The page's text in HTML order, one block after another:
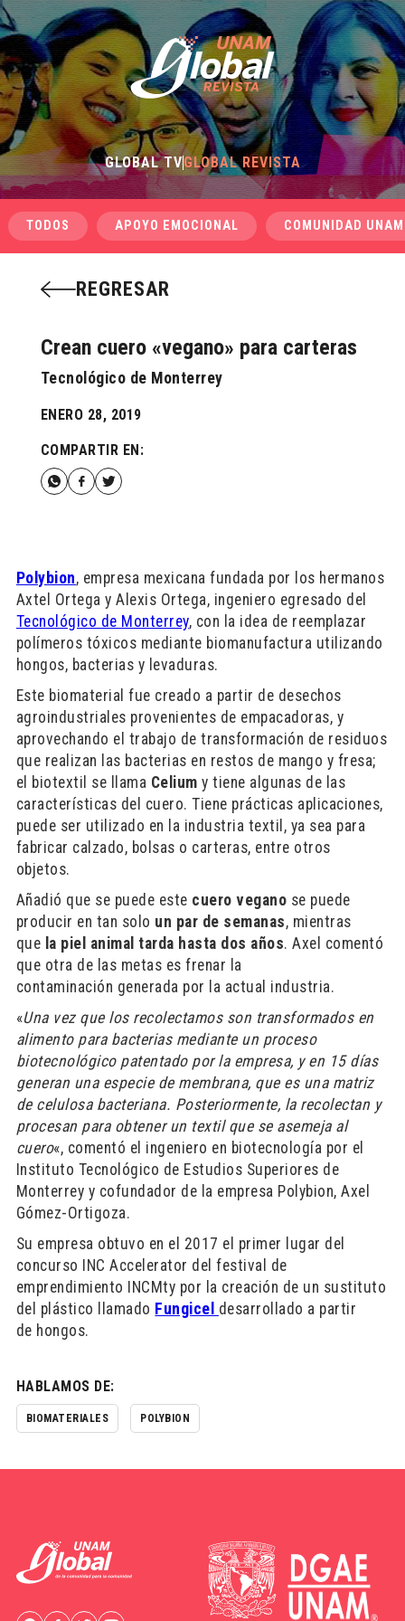
GLOBAL TVGLOBAL REVISTA
TODOS APOYO EMOCIONAL COMUNIDAD UNAM
REGRESAR
Crean cuero «vegano» para carteras
Tecnológico de Monterrey
ENERO 28, 2019
COMPARTIR EN:
Polybion, empresa mexicana fundada por los hermanos
Axtel Ortega y Alexis Ortega, ingeniero egresado del
Tecnológico de Monterrey, con la idea de reemplazar
polímeros tóxicos mediante biomanufactura utilizando
hongos, bacterias y levaduras.
Este biomaterial fue creado a partir de desechos
agroindustriales provenientes de empacadoras, y
aprovechando el trabajo de transformación de residuos
que realizan las bacterias en restos de mango y fresa;
el biotextil se llama Celium y tiene algunas de las
características del cuero. Tiene prácticas aplicaciones,
puede ser utilizado en la industria textil, ya sea para
fabricar calzado, bolsas o carteras, entre otros
objetos.
Añadió que se puede este cuero vegano se puede
producir en tan solo un par de semanas, mientras
que la piel animal tarda hasta dos años.Axel comentó
que otra de las metas es frenar la
contaminación generada por la actual industria.
«Una vez que los recolectamos son transformados en
alimento para bacterias mediante un proceso
biotecnológico patentado por la empresa, y en 15 días
generan una especie de membrana, que es una matriz
de celulosa bacteriana. Posteriormente, la recolectan y
procesan para obtener un textil que se asemeja al
cuero«, comentó el ingeniero en biotecnología por el
Instituto Tecnológico de Estudios Superiores de
Monterrey y cofundador de la empresa Polybion, Axel
Gómez-Ortigoza.
Su empresa obtuvo en el 2017 el primer lugar del
concurso INC Accelerator del festival de
emprendimiento INCMty por la creación de un sustituto
del plástico llamado Fungicel desarrollado a partir
de hongos.
HABLAMOS DE:
BIOMATERIALES POLYBION